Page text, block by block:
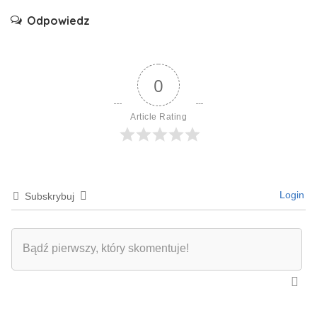
Odpowiedz
0
Article Rating
Subskrybuj Login